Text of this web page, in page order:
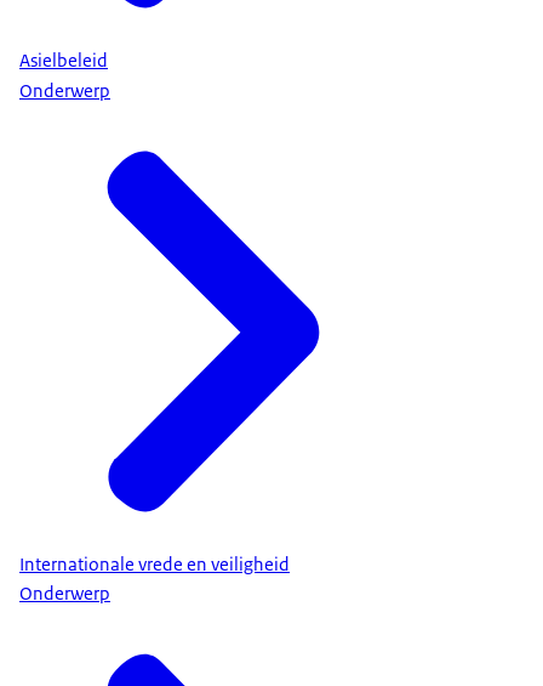
Asielbeleid
Onderwerp
Internationale vrede en veiligheid
Onderwerp